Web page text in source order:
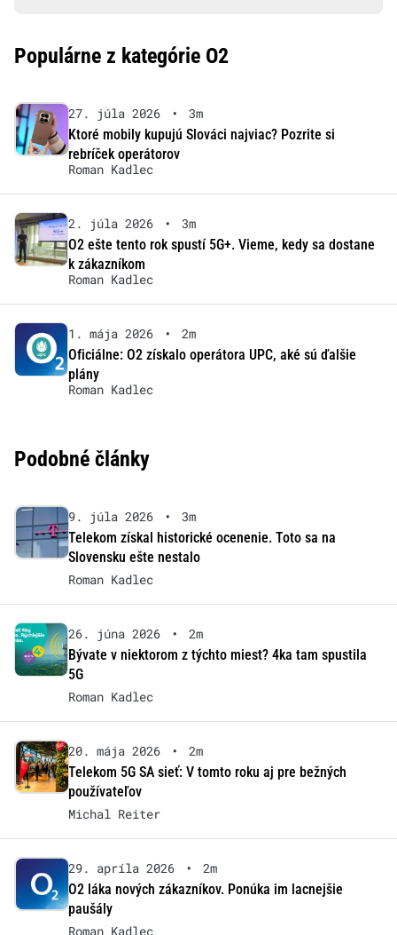
Populárne z kategórie O2
27. júla 2026 •
3m
Ktoré mobily kupujú Slováci najviac? Pozrite si
rebríček operátorov
Roman Kadlec
2. júla 2026 •
3m
O2 ešte tento rok spustí 5G+. Vieme, kedy sa dostane
k zákazníkom
Roman Kadlec
1. mája 2026 •
2m
Oficiálne: O2 získalo operátora UPC, aké sú ďalšie
plány
Roman Kadlec
Podobné články
9. júla 2026 •
3m
Telekom získal historické ocenenie. Toto sa na
Slovensku ešte nestalo
Roman Kadlec
26. júna 2026 •
2m
Bývate v niektorom z týchto miest? 4ka tam spustila
5G
Roman Kadlec
20. mája 2026 •
2m
Telekom 5G SA sieť: V tomto roku aj pre bežných
používateľov
Michal Reiter
29. apríla 2026 •
2m
O2 láka nových zákazníkov. Ponúka im lacnejšie
paušály
Roman Kadlec